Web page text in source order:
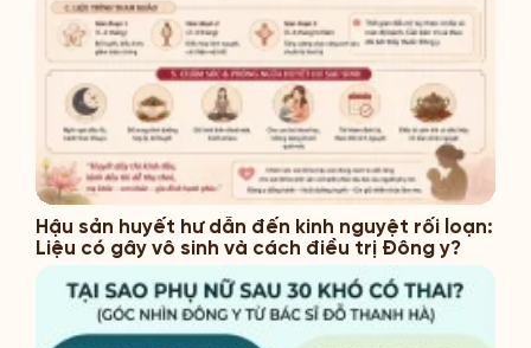
Hậu sản huyết hư dẫn đến kinh nguyệt rối loạn:
Liệu có gây vô sinh và cách điều trị Đông y?